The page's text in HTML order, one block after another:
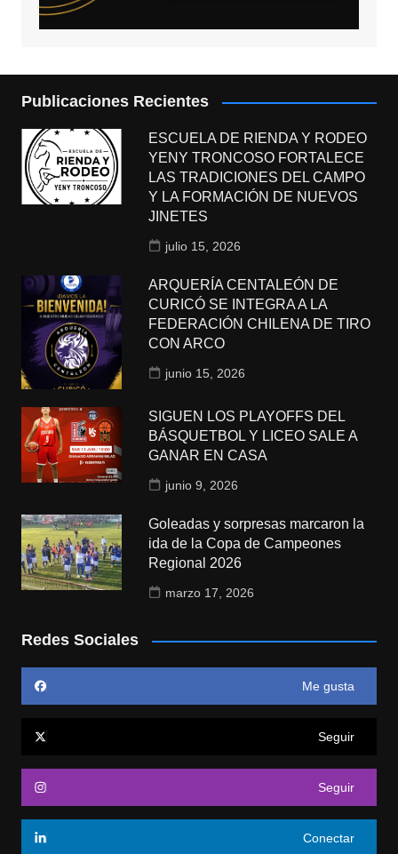
Publicaciones Recientes
ESCUELA DE RIENDA Y RODEO
YENY TRONCOSO FORTALECE
LAS TRADICIONES DEL CAMPO
Y LA FORMACIÓN DE NUEVOS
JINETES
julio 15, 2026
ARQUERÍA CENTALEÓN DE
CURICÓ SE INTEGRA A LA
FEDERACIÓN CHILENA DE TIRO
CON ARCO
junio 15, 2026
SIGUEN LOS PLAYOFFS DEL
BÁSQUETBOL Y LICEO SALE A
GANAR EN CASA
junio 9, 2026
Goleadas y sorpresas marcaron la
ida de la Copa de Campeones
Regional 2026
marzo 17, 2026
Redes Sociales
Me gusta
Seguir
Seguir
Conectar